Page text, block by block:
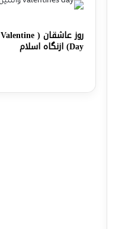
روز عاشقان ( Valentine
Day) ازنگاه اسلام